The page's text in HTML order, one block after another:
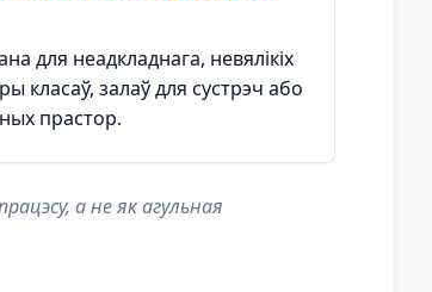
для неадкладнага, невялікіх
класаў, залаў для сустрэч або
прастор.
а не як агульная